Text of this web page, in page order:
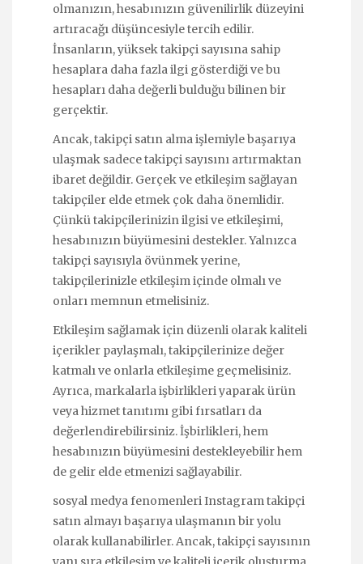
olmanızın, hesabınızın güvenilirlik düzeyini
artıracağı düşüncesiyle tercih edilir.
İnsanların, yüksek takipçi sayısına sahip
hesaplara daha fazla ilgi gösterdiği ve bu
hesapları daha değerli bulduğu bilinen bir
gerçektir.
Ancak, takipçi satın alma işlemiyle başarıya
ulaşmak sadece takipçi sayısını artırmaktan
ibaret değildir. Gerçek ve etkileşim sağlayan
takipçiler elde etmek çok daha önemlidir.
Çünkü takipçilerinizin ilgisi ve etkileşimi,
hesabınızın büyümesini destekler. Yalnızca
takipçi sayısıyla övünmek yerine,
takipçilerinizle etkileşim içinde olmalı ve
onları memnun etmelisiniz.
Etkileşim sağlamak için düzenli olarak kaliteli
içerikler paylaşmalı, takipçilerinize değer
katmalı ve onlarla etkileşime geçmelisiniz.
Ayrıca, markalarla işbirlikleri yaparak ürün
veya hizmet tanıtımı gibi fırsatları da
değerlendirebilirsiniz. İşbirlikleri, hem
hesabınızın büyümesini destekleyebilir hem
de gelir elde etmenizi sağlayabilir.
sosyal medya fenomenleri Instagram takipçi
satın almayı başarıya ulaşmanın bir yolu
olarak kullanabilirler. Ancak, takipçi sayısının